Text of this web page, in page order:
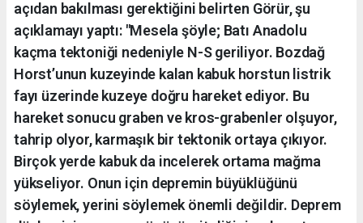
açıdan bakılması gerektiğini belirten Görür, şu
açıklamayı yaptı: "Mesela şöyle; Batı Anadolu
kaçma tektoniği nedeniyle N-S geriliyor. Bozdağ
Horst’unun kuzeyinde kalan kabuk horstun listrik
fayı üzerinde kuzeye doğru hareket ediyor. Bu
hareket sonucu graben ve kros-grabenler olşuyor,
tahrip olyor, karmaşık bir tektonik ortaya çıkıyor.
Birçok yerde kabuk da incelerek ortama mağma
yükseliyor. Onun için depremin büyüklüğünü
söylemek, yerini söylemek önemli değildir. Deprem